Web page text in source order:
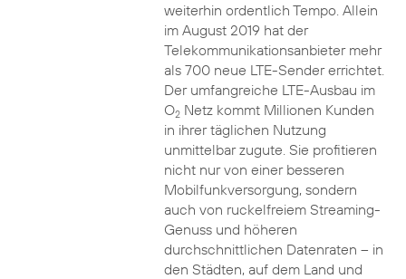
weiterhin ordentlich Tempo. Allein
im August 2019 hat der
Telekommunikationsanbieter mehr
als 700 neue LTE-Sender errichtet.
Der umfangreiche LTE-Ausbau im
O2Netz kommt Millionen Kunden
in ihrer täglichen Nutzung
unmittelbar zugute. Sie profitieren
nicht nur von einer besseren
Mobilfunkversorgung, sondern
auch von ruckelfreiem Streaming-
Genuss und höheren
durchschnittlichen Datenraten – in
den Städten, auf dem Land und